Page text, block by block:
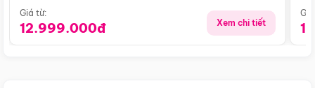
Giá từ:
12.999.000đ Xem chi tiết